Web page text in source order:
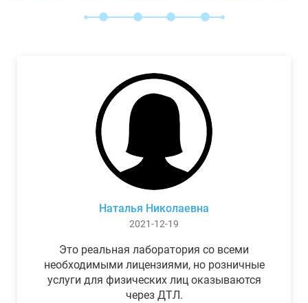
Наталья Николаевна
2021-12-19
Это реальная лаборатория со всеми
необходимыми лицензиями, но розничные
услуги для физических лиц оказываются
через ДТЛ.